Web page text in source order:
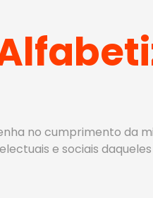
no cumprimento da
e sociais